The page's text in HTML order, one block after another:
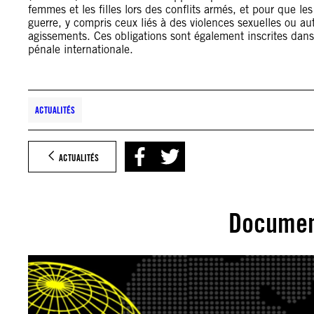
femmes et les filles lors des conflits armés, et pour que
guerre, y compris ceux liés à des violences sexuelles ou
agissements. Ces obligations sont également inscrites
pénale internationale.
ACTUALITÉS
ACTUALITÉS